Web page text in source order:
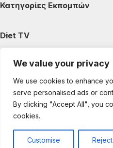
We value your privacy
We use cookies to enhance
serve personalised ads or
By clicking "Accept All", you
cookies.
Customise
Κατηγορίες Εκπομπών
Diet TV
Κατηγορίες Άρθρων
Ακολουθήστε μας
Copyright © 2025 DietTV. All
development
0